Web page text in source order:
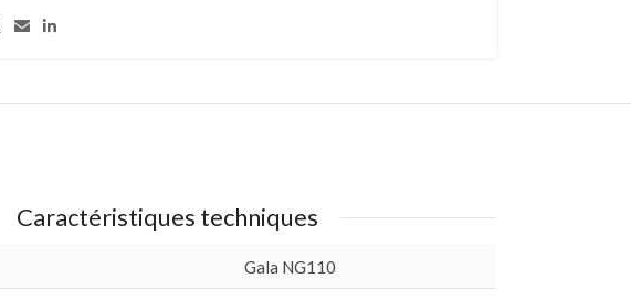
Caractéristiques techniques
Gala NG110